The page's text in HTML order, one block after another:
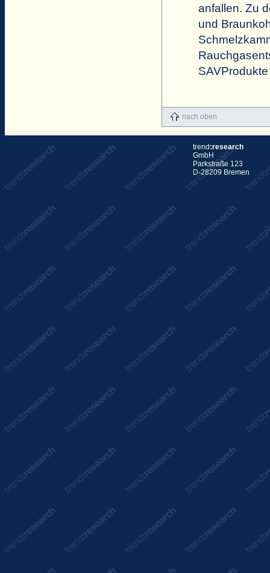
anfallen. Zu
und
nach oben
trend :research
GmbH
Parkstraße 123
D-28209 Bremen